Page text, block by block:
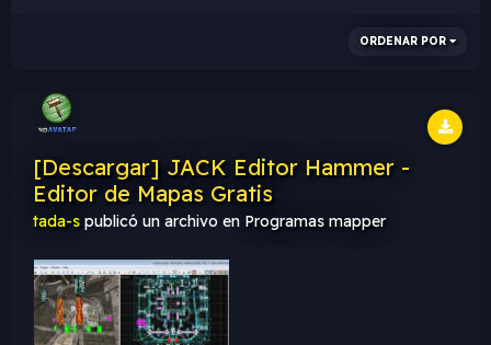
ORDENAR POR
[Descargar] JACK Editor Hammer -
Editor de Mapas Gratis
tada-s publicó un archivo en Programas mapper